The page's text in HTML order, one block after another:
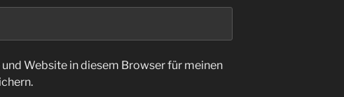
Website in diesem Browser für meinen